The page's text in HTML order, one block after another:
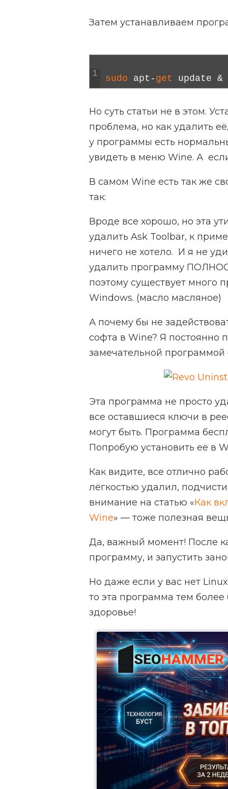
Затем устанавливаем
1 sudo apt - get update &
Но суть статьи не в этом.
проблема, но как удалить
у программы есть
увидеть в меню Wine. А
В самом Wine есть так же
так:
Вроде все хорошо, но эта
удалить Ask Toolbar, к
ничего не хотело. И я не
удалить программу
поэтому существует много
Windows. (масло масляное)
А почему бы не
софта в Wine? Я постоянно
замечательной
Эта программа не просто
все оставшиеся ключи в
могут быть. Программа
Попробую установить её в
Как видите, все отлично
лёгкостью удалил,
внимание на статью «Как
Wine» — тоже полезная
Да, важный момент! После
программу, и запустить
Но даже если у вас нет
то эта программа тем
здоровье!